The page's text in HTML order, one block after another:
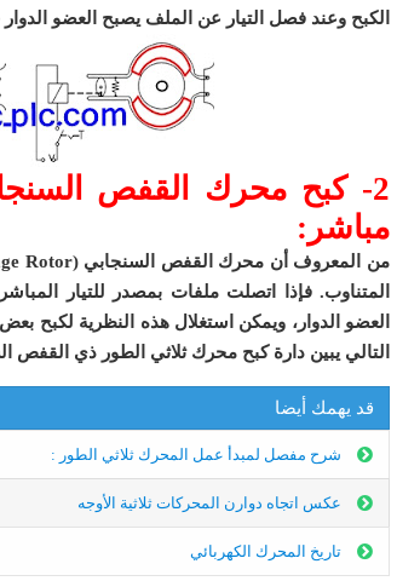
الكبح وعند فصل التيار عن الملف يصبح العضو
2- كبح محرك القفص
مباشر:
المتناوب. فإذا اتصلت ملفات بمصدر للتيار
العضو الدوار، ويمكن استغلال هذه النظرية لكبح
التالي يبين دارة كبح محرك ثلاثي الطور ذي
قد يهمك أيضا
شرح مفصل لمبدأ عمل المحرك ثلاثي الطور :
عكس اتجاه دوارن المحركات ثلاثية الأوجه
تاريخ المحرك الكهربائي